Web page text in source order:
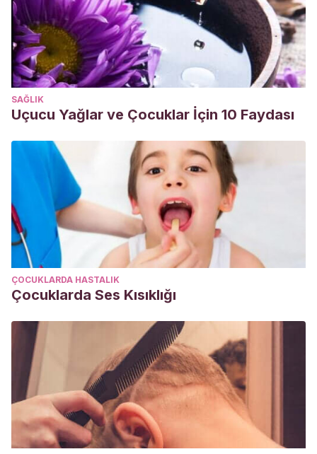
SAĞLIK
Uçucu Yağlar ve Çocuklar İçin 10 Faydası
ÇOCUKLARDA HASTALIK
Çocuklarda Ses Kısıklığı